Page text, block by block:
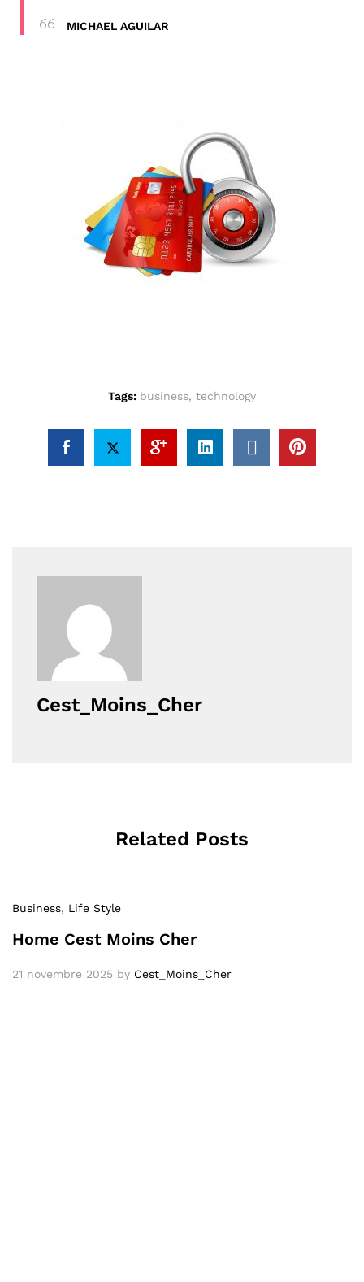
MICHAEL AGUILAR
Tags: business, technology
Cest_Moins_Cher
Related Posts
Business, Life Style
Home Cest Moins Cher
21 novembre 2025 by Cest_Moins_Cher